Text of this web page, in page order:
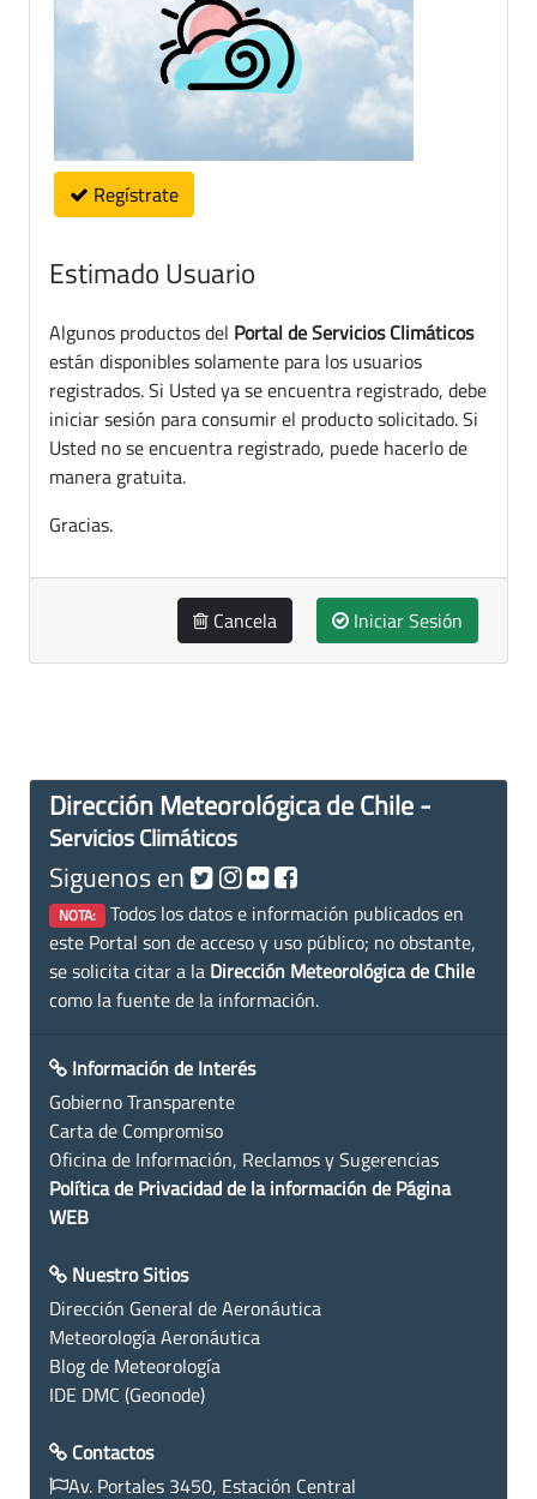
Regístrate
Estimado Usuario
Algunos productos del Portal de Servicios Climáticos
están disponibles solamente para los usuarios
registrados. Si Usted ya se encuentra registrado, debe
iniciar sesión para consumir el producto solicitado. Si
Usted no se encuentra registrado, puede hacerlo de
manera gratuita.
Gracias.
Cancela Iniciar Sesión
Dirección Meteorológica de Chile -
Servicios Climáticos
Siguenos en
NOTA: Todos los datos e información publicados en
este Portal son de acceso y uso público; no obstante,
se solicita citar a la Dirección Meteorológica de Chile
como la fuente de la información.
Información de Interés
Gobierno Transparente
Carta de Compromiso
Oficina de Información, Reclamos y Sugerencias
Política de Privacidad de la información de Página
WEB
Nuestro Sitios
Dirección General de Aeronáutica
Meteorología Aeronáutica
Blog de Meteorología
IDE DMC (Geonode)
Contactos
Av. Portales 3450, Estación Central